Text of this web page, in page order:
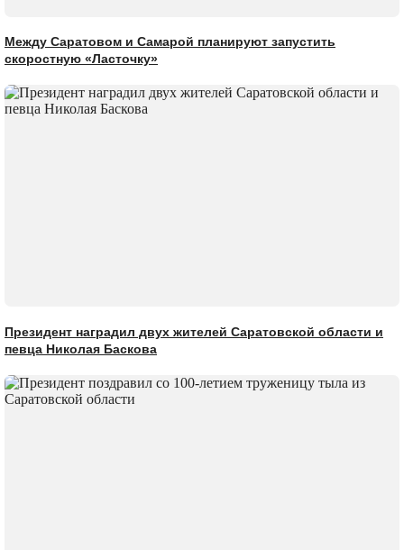
Между Саратовом и Самарой планируют запустить
скоростную «Ласточку»
Президент наградил двух жителей Саратовской области и
певца Николая Баскова